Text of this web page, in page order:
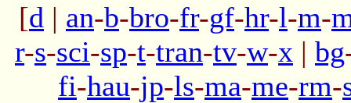
[d | an-b-bro-fr-gf-hr-l-m-
r-s-sci-sp-t-tran-tv-w-x | bg
fi-hau-jp-ls-ma-me-rm-